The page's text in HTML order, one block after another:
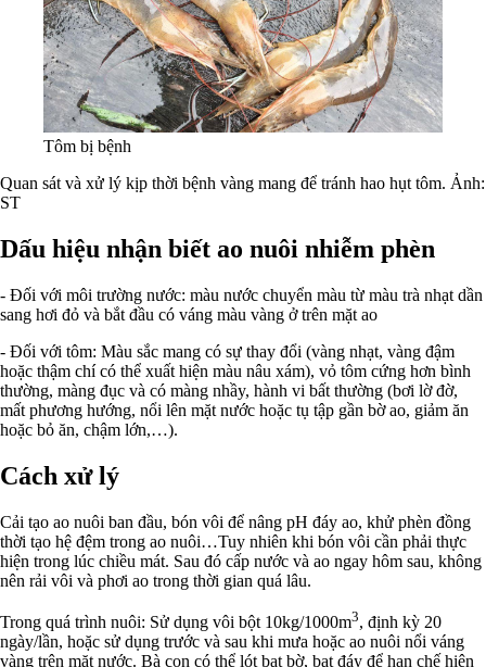
Tôm bị bệnh
Quan sát và xử lý kịp thời bệnh vàng mang để tránh hao hụt tôm. Ảnh:
ST
Dấu hiệu nhận biết ao nuôi nhiễm phèn
- Đối với môi trường nước: màu nước chuyển màu từ màu trà nhạt dần
sang hơi đỏ và bắt đầu có váng màu vàng ở trên mặt ao
- Đối với tôm: Màu sắc mang có sự thay đổi (vàng nhạt, vàng đậm
hoặc thậm chí có thể xuất hiện màu nâu xám), vỏ tôm cứng hơn bình
thường, màng đục và có màng nhầy, hành vi bất thường (bơi lờ đờ,
mất phương hướng, nổi lên mặt nước hoặc tụ tập gần bờ ao, giảm ăn
hoặc bỏ ăn, chậm lớn,…).
Cách xử lý
Cải tạo ao nuôi ban đầu, bón vôi để nâng pH đáy ao, khử phèn đồng
thời tạo hệ đệm trong ao nuôi…Tuy nhiên khi bón vôi cần phải thực
hiện trong lúc chiều mát. Sau đó cấp nước và ao ngay hôm sau, không
nên rải vôi và phơi ao trong thời gian quá lâu.
Trong quá trình nuôi: Sử dụng vôi bột 10kg/1000m3, định kỳ 20
ngày/lần, hoặc sử dụng trước và sau khi mưa hoặc ao nuôi nổi váng
vàng trên mặt nước. Bà con có thể lót bạt bờ, bạt đáy để hạn chế hiện